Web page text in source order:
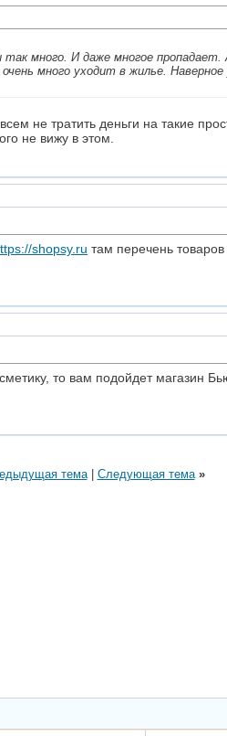
много. И даже многое
много уходит в жилье.
не тратить деньги на такие
не вижу в этом.
shopsy.ru там перечень
то вам подойдет магазин
тема| Следующая тема »